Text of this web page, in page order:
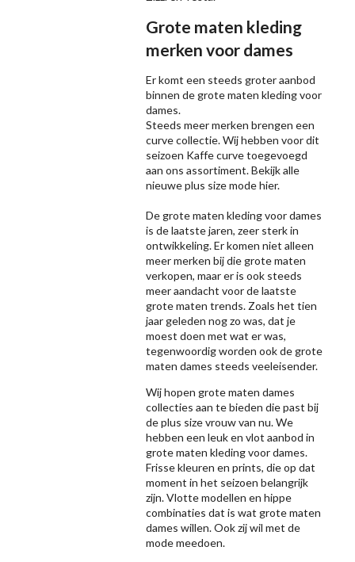
Grote maten kleding
merken voor dames
Er komt een steeds groter aanbod
binnen de grote maten kleding voor
dames.
Steeds meer merken brengen een
curve collectie. Wij hebben voor dit
seizoen Kaffecurve toegevoegd
aan ons assortiment. Bekijk alle
nieuweplus size modehier.
De grote maten kleding voor dames
is de laatste jaren, zeer sterk in
ontwikkeling. Er komen niet alleen
meer merken bij die grote maten
verkopen, maar er is ook steeds
meer aandacht voor de laatste
grote maten trends. Zoals het tien
jaar geleden nog zo was, dat je
moest doen met wat er was,
tegenwoordig worden ook de grote
maten dames steeds veeleisender.
Wij hopen grote maten dames
collecties aan te bieden die past bij
de plus size vrouw van nu. We
hebben een leuk en vlot aanbod in
grote maten kleding voor dames.
Frisse kleuren en prints, die op dat
moment in het seizoen belangrijk
zijn. Vlotte modellen en hippe
combinaties dat is wat grote maten
dames willen. Ook zij wil met de
mode meedoen.